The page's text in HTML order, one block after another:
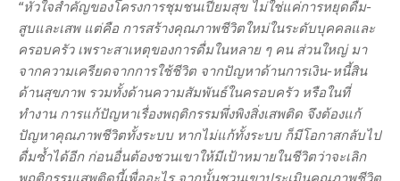
“หัวใจสำคัญของโครงการชุมชนเปี่ยมสุข ไม่ใช่แค่การหยุดดื่ม-
สูบและเสพ แต่คือ การสร้างคุณภาพชีวิตใหม่ในระดับบุคคลและ
ครอบครัว เพราะสาเหตุของการดื่มในหลาย ๆ คน ส่วนใหญ่ มา
จากความเครียดจากการใช้ชีวิต จากปัญหาด้านการเงิน-หนี้สิน
ด้านสุขภาพ รวมทั้งด้านความสัมพันธ์ในครอบครัว หรือในที่
ทำงาน การแก้ปัญหาเรื่องพฤติกรรมพึ่งพิงสิ่งเสพติด จึงต้องแก้
ปัญหาคุณภาพชีวิตทั้งระบบ หากไม่แก้ทั้งระบบ ก็มีโอกาสกลับไป
ดื่มซ้ำได้อีก ก่อนอื่นต้องชวนเขาให้มีเป้าหมายในชีวิตว่าจะเลิก